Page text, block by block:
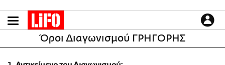
το
κυρίως
περιεχόμενο
ΕΙΔΗΣΕΙΣΌροι Διαγωνισμού ΓΡΗΓΟΡΗΣ